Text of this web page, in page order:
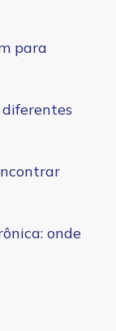
para
onde